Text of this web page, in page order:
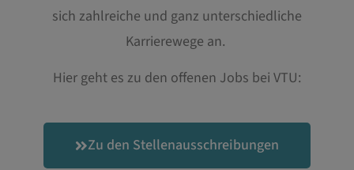
sich zahlreiche und ganz unterschiedliche
Karrierewege an.
Hier geht es zu den offenen Jobs bei VTU:
Zu den Stellenausschreibungen